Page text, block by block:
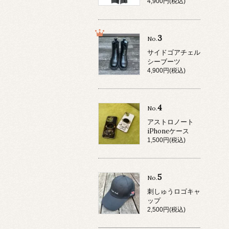
No.3
サイドゴアチェル
シーブーツ
4,900円(税込)
No.4
アストロノート
iPhoneケース
1,500円(税込)
No.5
刺しゅうロゴキャ
ップ
2,500円(税込)